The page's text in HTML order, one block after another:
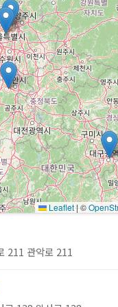
211 관악로 211
Leaflet|©